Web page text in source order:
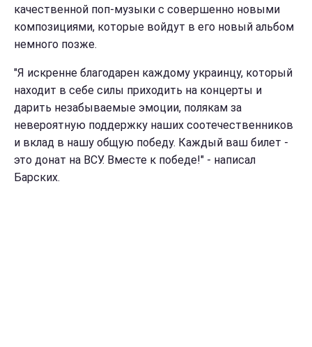
качественной поп-музыки с совершенно новыми
композициями, которые войдут в его новый альбом
немного позже.
"Я искренне благодарен каждому украинцу, который
находит в себе силы приходить на концерты и
дарить незабываемые эмоции, полякам за
невероятную поддержку наших соотечественников
и вклад в нашу общую победу. Каждый ваш билет -
это донат на ВСУ. Вместе к победе!" - написал
Барских.